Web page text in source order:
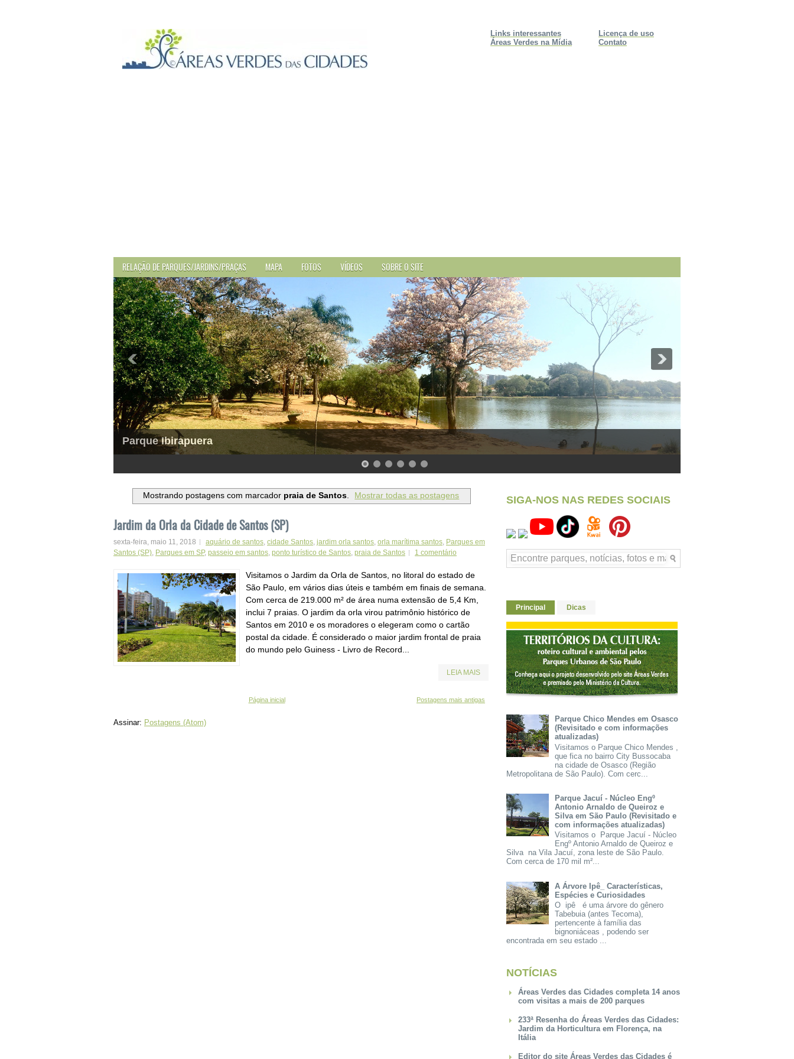
Licença de uso
Contato
Links interessantes
Áreas Verdes na Mídia
RELAÇÃO DE PARQUES/JARDINS/PRAÇAS MAPA FOTOS VÍDEOS SOBRE O SITE
Parque Ibirapuera
Mostrando postagens com marcador praia de Santos. Mostrar todas as postagens
Jardim da Orla da Cidade de Santos (SP)
sexta-feira, maio 11, 2018 aquário de santos cidade Santos jardim orla santos orla marítima santos Parques em
Santos (SP) Parques em SP, passeio em santos ponto turístico de Santos praia de Santos 1 comentário
Visitamos o Jardim da Orla de Santos, no litoral do estado de
São Paulo, em vários dias úteis e também em finais de semana.
Com cerca de 219.000 m² de área numa extensão de 5,4 Km,
inclui 7 praias. O jardim da orla virou patrimônio histórico de
Santos em 2010 e os moradores o elegeram como o cartão
postal da cidade. É considerado o maior jardim frontal de praia
do mundo pelo Guiness - Livro de Record...
LEIA MAIS
Postagens mais antigas
Página inicial
Assinar: Postagens (Atom)
SIGA-NOS NAS REDES SOCIAIS
Principal Dicas
Parque Chico Mendes em Osasco
(Revisitado e com informações
atualizadas)
Visitamos o Parque Chico Mendes ,
que fica no bairro City Bussocaba
na cidade de Osasco (Região
Metropolitana de São Paulo). Com cerc...
Parque Jacuí - Núcleo Engº
Antonio Arnaldo de Queiroz e
Silva em São Paulo (Revisitado e
com informações atualizadas)
Visitamos o Parque Jacuí - Núcleo
Engº Antonio Arnaldo de Queiroz e
Silva na Vila Jacuí, zona leste de São Paulo.
Com cerca de 170 mil m²...
A Árvore Ipê_ Características,
Espécies e Curiosidades
O ipê é uma árvore do gênero
Tabebuia (antes Tecoma),
pertencente à família das
bignoniáceas , podendo ser
encontrada em seu estado ...
NOTÍCIAS
Áreas Verdes das Cidades completa 14 anos
com visitas a mais de 200 parques
233ª Resenha do Áreas Verdes das Cidades:
Jardim da Horticultura em Florença, na
Itália
Editor do site Áreas Verdes das Cidades é